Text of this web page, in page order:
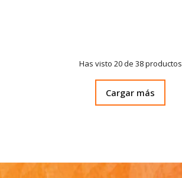
Has visto 20 de 38 productos
Cargar más